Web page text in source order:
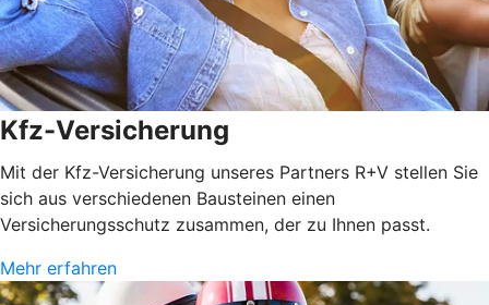
Kfz-Versicherung
Mit der Kfz-Versicherung unseres Partners R+V stellen Sie
sich aus verschiedenen Bausteinen einen
Versicherungsschutz zusammen, der zu Ihnen passt.
Mehr erfahren